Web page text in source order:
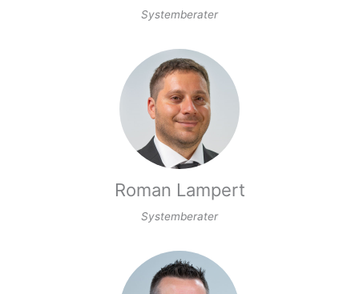
Systemberater
Roman Lampert
Systemberater